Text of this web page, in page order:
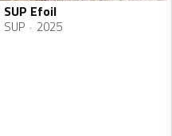
SUP Efoil
SUP 2025